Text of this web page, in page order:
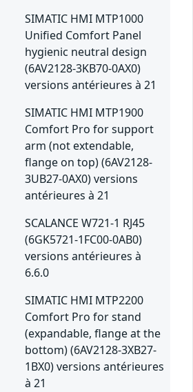
SIMATIC HMI MTP1000
Unified Comfort Panel
hygienic neutral design
(6AV2128-3KB70-0AX0)
versions antérieures à 21
SIMATIC HMI MTP1900
Comfort Pro for support
arm (not extendable,
flange on top) (6AV2128-
3UB27-0AX0) versions
antérieures à 21
SCALANCE W721-1 RJ45
(6GK5721-1FC00-0AB0)
versions antérieures à
6.6.0
SIMATIC HMI MTP2200
Comfort Pro for stand
(expandable, flange at the
bottom) (6AV2128-3XB27-
1BX0) versions antérieures
à 21